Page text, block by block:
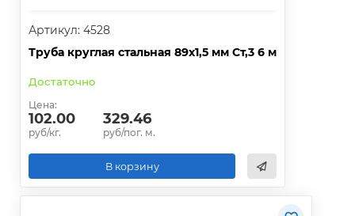
Артикул: 4528
Труба круглая стальная 89х1,5 мм Ст,3 6 м
Достаточно
Цена:
102.00
руб/кг.
329.46
руб/пог. м.
В корзину